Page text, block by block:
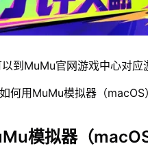
到MuMu官网游戏中心对应
何用MuMu模拟器（
模拟器（